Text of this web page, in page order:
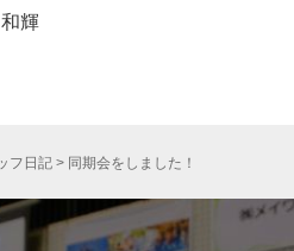
輝
フ日記 > 同期会をしました！